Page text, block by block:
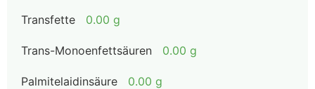
Transfette 0.00 g
Trans-Monoenfettsäuren 0.00 g
Palmitelaidinsäure 0.00 g